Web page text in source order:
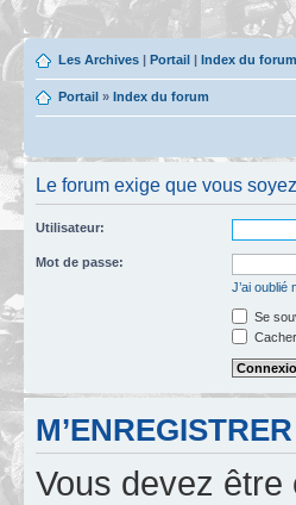
Les Archives | Portail | Index du forum
Portail » Index du forum
Le forum exige que vous
Utilisateur:
Mot de passe:
J’ai oublié
Se
M’ENREGISTRER
Vous devez être